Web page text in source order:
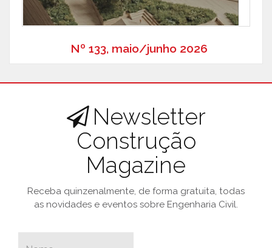
Nº 133, maio/junho 2026
Newsletter
Construção
Magazine
Receba quinzenalmente, de forma gratuita, todas
as novidades e eventos sobre Engenharia Civil.